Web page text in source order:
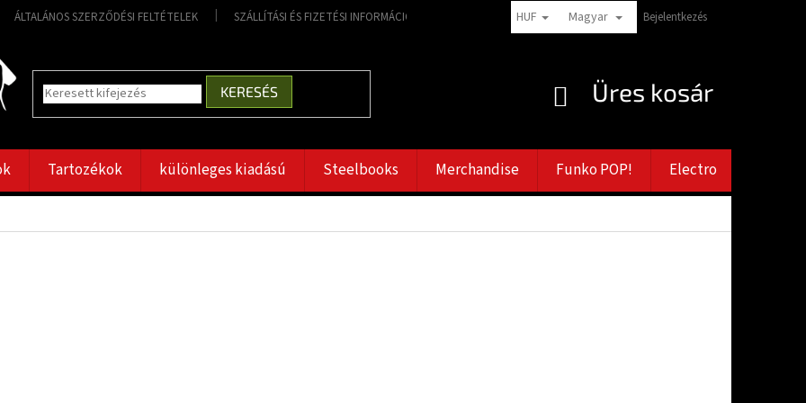
ÁLTALÁNOS SZERZŐDÉSI FELTÉTELEK SZÁLLÍTÁSI ÉS FIZETÉSI INFORMÁCIÓK PANASZTÉTELI TANÁCSADÁS VERNOSTNÉ ZĽAVY
HUF Magyar Bejelentkezés
KERESÉS KOSÁR
Üres kosár
Tartozékok különleges kiadású Steelbooks Merchandise Funko POP! Electro